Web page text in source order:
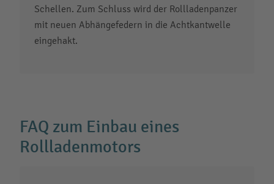
Schellen. Zum Schluss wird der Rollladenpanzer
mit neuen Abhängefedern in die Achtkantwelle
eingehakt.
FAQ zum Einbau eines
Rollladenmotors